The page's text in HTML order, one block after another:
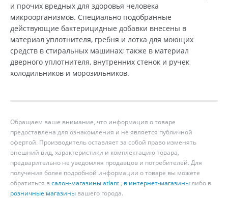
и прочих вредных для здоровья человека
микроорганизмов. Специально подобранные
действующие бактерицидные добавки внесены в
материал уплотнителя, гребня и лотка для моющих
средств в стиральных машинах; также в материал
дверного уплотнителя, внутренних стенок и ручек
холодильников и морозильников.
Обращаем ваше внимание, что информация о товаре
предоставлена для ознакомления и не является публичной
офертой. Производитель оставляет за собой право изменять
внешний вид, характеристики и комплектацию товара,
предварительно не уведомляя продавцов и потребителей. Для
получения более подробной информации о товаре вы можете
обратиться всалон-магазины atlant , в интернет-магазинылибо в
розничные магазины вашего города.